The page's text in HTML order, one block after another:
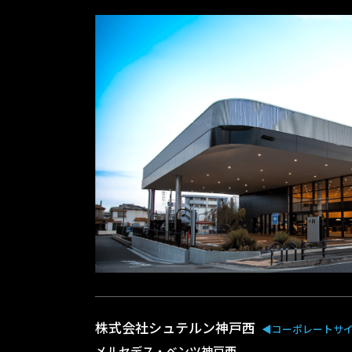
株式会社シュテルン神戸西 ◀︎コーポレートサ